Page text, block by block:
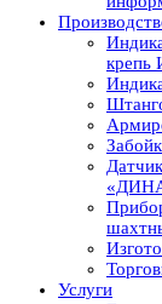
Услуги